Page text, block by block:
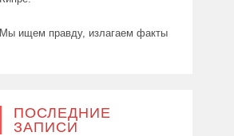
Мы ищем правду, излагаем факты
ПОСЛЕДНИЕ
ЗАПИСИ